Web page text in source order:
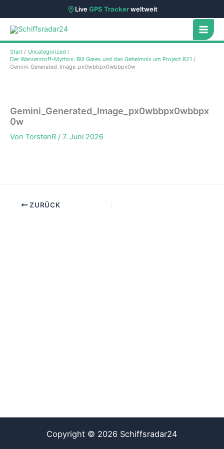
LiveGPS Trackerweltweit
Zum
Inhalt
springen
Start
Uncategorized
Der Wasserstoff-Mythos: Bill Gates und das Geheimnis um Project 821
Gemini_Generated_Image_px0wbbpx0wbbpx0w
Gemini_Generated_Image_px0wbbpx0wbbpx
0w
Von TorstenR / 7. Juni 2026
ZURÜCK
Copyright © 2026 Schiffsradar24